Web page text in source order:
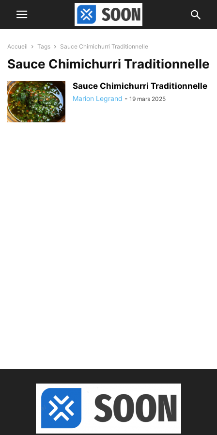
Accueil Tags Sauce Chimichurri Traditionnelle
Sauce Chimichurri Traditionnelle
Sauce Chimichurri Traditionnelle
Marion Legrand - 19 mars 2025